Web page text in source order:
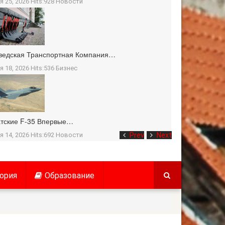
Prev Next
Транспортная Компания…
18, 2026 Hits:536 Бизнес
F-35 Впервые…
14, 2026 Hits:692 Новости
Образование